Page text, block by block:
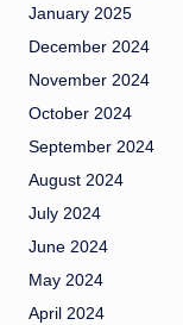
January 2025
December 2024
November 2024
October 2024
September 2024
August 2024
July 2024
June 2024
May 2024
April 2024